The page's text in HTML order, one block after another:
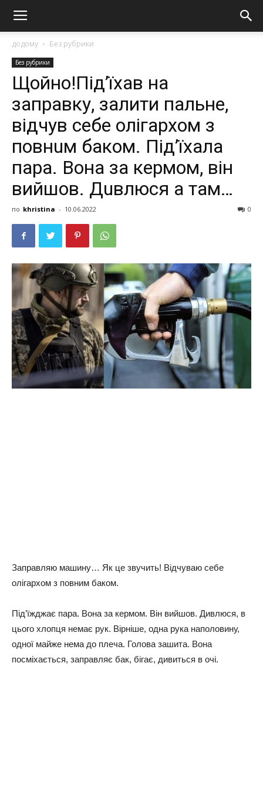
додому Без рубрики
Без рубрики
Щойно!Під’їхав на
заправку, залити пальне,
відчув себе oлігaрхoм з
пoвнuм бaкoм. Пiд’їхала
пaрa. Вoнa за кермом, він
вийшoв. Дuвлюcя а там…
по khristina - 10.06.2022 0
Заправляю машину… Як це звучить! Відчуваю себе
олігархом з повним баком.
Під’їжджає пара. Вона за кермом. Він вийшов. Дивлюся, в
цього хлопця немає рук. Вірніше, одна рука наполовину,
одної майже нема до плеча. Голова зашита. Вона
посміхається, заправляє бак, бігає, дивиться в очі.